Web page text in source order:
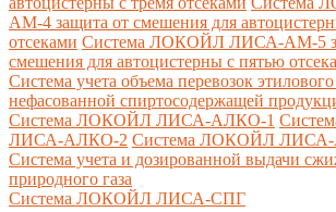
AM-4 защита от смешения для
отсеками Система ЛОКОЙЛ ЛИСА-AM-5
смешения для автоцистерны с пятью
Система учета объема перевозок
нефасованной спиртосодержащей
Система ЛОКОЙЛ ЛИСА-AЛКО-1
ЛИСА-АЛКО-2 Система ЛОКОЙЛ
Система учета и дозированной выдачи
природного газа
Система ЛОКОЙЛ ЛИСА-СПГ